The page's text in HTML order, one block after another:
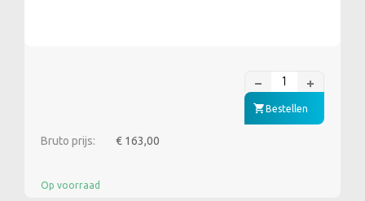
Bestellen
Bruto prijs: € 163,00
Op voorraad